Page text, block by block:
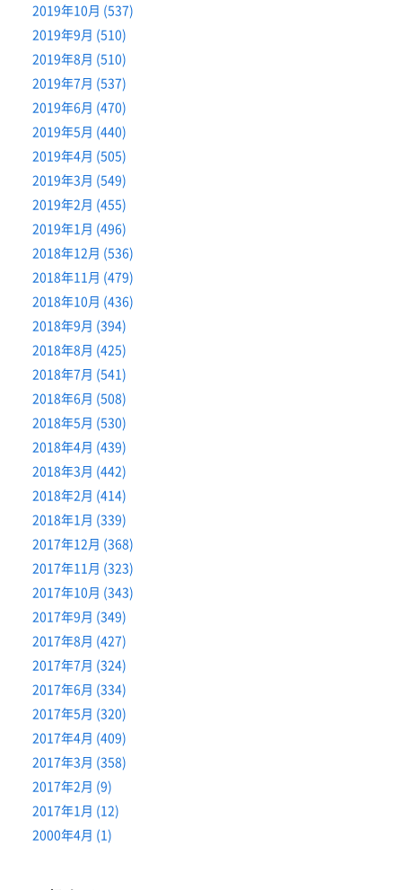
2019年10月 (537)
2019年9月 (510)
2019年8月 (510)
2019年7月 (537)
2019年6月 (470)
2019年5月 (440)
2019年4月 (505)
2019年3月 (549)
2019年2月 (455)
2019年1月 (496)
2018年12月 (536)
2018年11月 (479)
2018年10月 (436)
2018年9月 (394)
2018年8月 (425)
2018年7月 (541)
2018年6月 (508)
2018年5月 (530)
2018年4月 (439)
2018年3月 (442)
2018年2月 (414)
2018年1月 (339)
2017年12月 (368)
2017年11月 (323)
2017年10月 (343)
2017年9月 (349)
2017年8月 (427)
2017年7月 (324)
2017年6月 (334)
2017年5月 (320)
2017年4月 (409)
2017年3月 (358)
2017年2月 (9)
2017年1月 (12)
2000年4月 (1)